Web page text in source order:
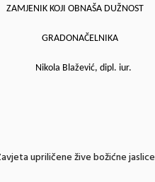
ZAMJENIK KOJI OBNAŠA DUŽNOST
GRADONAČELNIKA
Nikola Blažević, dipl. iur.
upriličene žive božićne jaslice